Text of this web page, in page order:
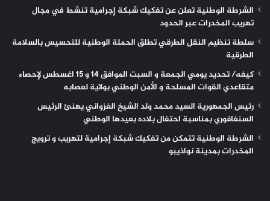
الشرطة الوطنية تعلن عن تفكيك شبكة إجرامية تنشط في مجال
تهريب المخدرات عبر الحدود
سلطة تنظيم النقل الطرقي تطلق الحملة الوطنية للتحسيس بالسلامة
الطرقية
كيفه/ تحديد يومي الجمعة و السبت الموافق 14 و 15 اغسطس لإحصاء
متقاعدي القوات المسلحة و الأمن الوطني بولاية لعصابه
رئيس الجمهورية السيد محمد ولد الشيخ الغزواني يهنئ الرئيس
السنغافوري بمناسبة احتفال بلاده بعيدها الوطني
الشرطة الوطنية تتمكن من تفكيك شبكة إجرامية لتهريب و ترويج
المخدرات بمدينة نواذيبو